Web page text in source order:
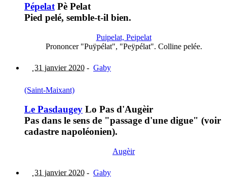
Pépelat Pè Pelat
Pied pelé, semble-t-il bien.
Puipelat, Peipelat
Prononcer "Puÿpélat", "Peÿpélat". Colline pelée.
31 janvier 2020 - Gaby
(Saint-Maixant)
Le Pasdaugey Lo Pas d'Augèir
Pas dans le sens de "passage d'une digue" (voir
cadastre napoléonien).
Augèir
31 janvier 2020 - Gaby